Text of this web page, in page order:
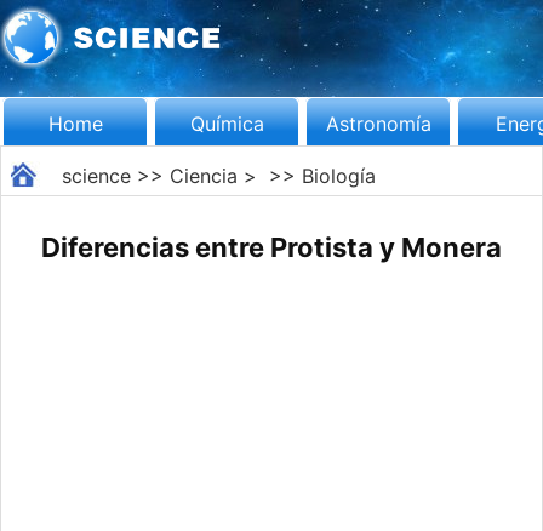
Home Química Astronomía
science>> Ciencia > >> Biología
Diferencias entre Protista y Monera